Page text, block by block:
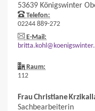
53639 Königswinter
Telefon:
02244 889-272
E-Mail:
Raum:
112
FrauChristiane
Sachbearbeiterin